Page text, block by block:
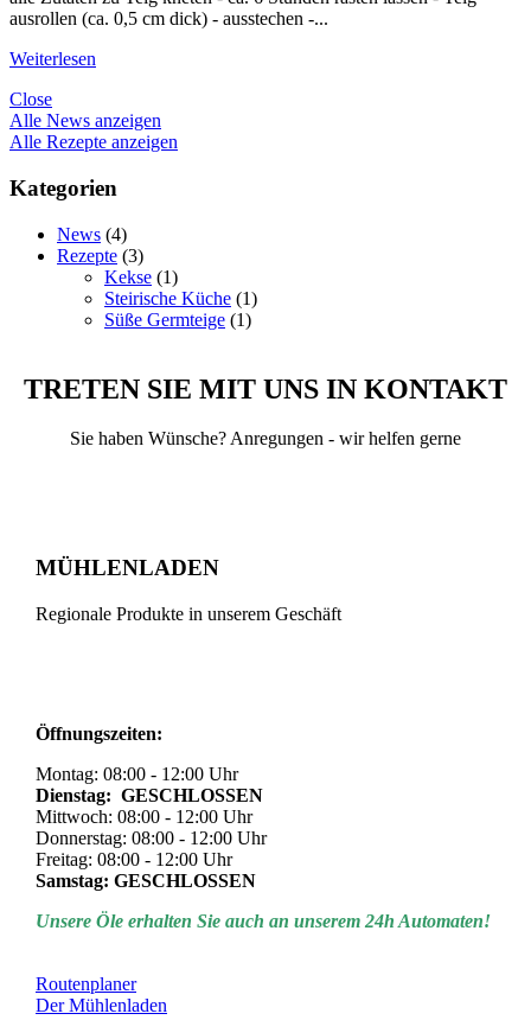
ausrollen (ca. 0,5 cm dick) - ausstechen -...
Weiterlesen
Close
Alle News anzeigen
Alle Rezepte anzeigen
Kategorien
News (4)
Rezepte (3)
Kekse (1)
Steirische Küche (1)
Süße Germteige (1)
TRETEN SIE MIT UNS IN KONTAKT
Sie haben Wünsche? Anregungen - wir helfen gerne
MÜHLENLADEN
Regionale Produkte in unserem Geschäft
Öffnungszeiten:
Montag: 08:00 - 12:00 Uhr
Dienstag: GESCHLOSSEN
Mittwoch: 08:00 - 12:00 Uhr
Donnerstag: 08:00 - 12:00 Uhr
Freitag: 08:00 - 12:00 Uhr
Samstag: GESCHLOSSEN
Unsere Öle erhalten Sie auch an unserem 24h Automaten!
Routenplaner
Der Mühlenladen